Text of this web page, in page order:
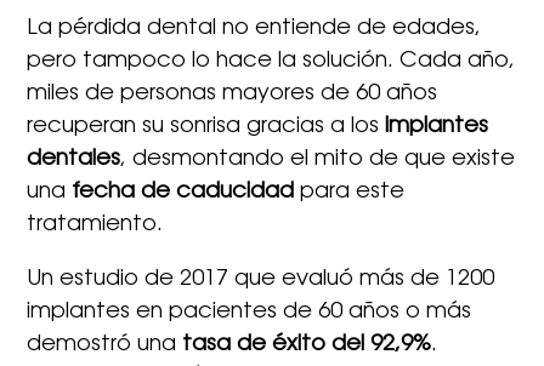
La pérdida dental no entiende de edades,
pero tampoco lo hace la solución. Cada año,
miles de personas mayores de 60 años
recuperan su sonrisa gracias a losimplantes
dentales, desmontando el mito de que existe
una fecha de caducidad para este
tratamiento.
Un estudio de 2017 que evaluó más de 1200
implantes en pacientes de 60 años o más
demostró una tasa de éxito del 92,9%.